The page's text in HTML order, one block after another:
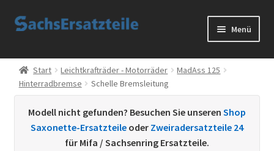
Zur
Zum
Menü
Start
AGB
Datenschutzerklärung
Start Leichtkrafträder - Motorräder
MadAss 125
Hinterradbremse
Schelle Bremsleitung
Modell nicht gefunden? Besuchen Sie unseren Shop
Saxonette-Ersatzteile oder Zweiradersatzteile 24
für Mifa / Sachsenring Ersatzteile.